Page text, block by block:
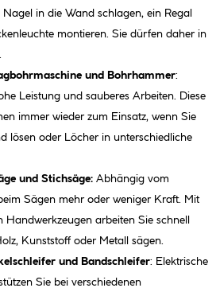
Nagel in die Wand schlagen, ein Regal
montieren. Sie dürfen daher in
und Bohrhammer:
Leistung und sauberes Arbeiten. Diese
immer wieder zum Einsatz, wenn Sie
lösen oder Löcher in unterschiedliche
und Stichsäge: Abhängig vom
Sägen mehr oder weniger Kraft. Mit
Handwerkzeugen arbeiten Sie schnell
Kunststoff oder Metall sägen.
und Bandschleifer: Elektrische
Sie bei verschiedenen